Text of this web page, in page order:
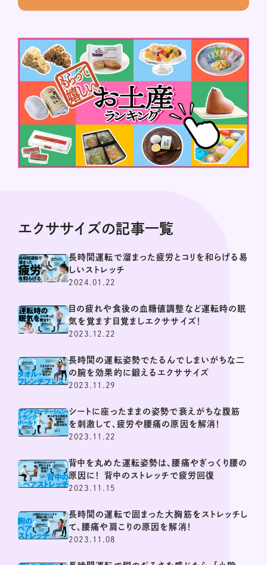
エクササイズの記事一覧
長時間運転で溜まった疲労とコリを和らげる易
しいストレッチ
2024.01.22
目の疲れや食後の血糖値調整など運転時の眠
気を覚ます目覚ましエクササイズ！
2023.12.22
長時間の運転姿勢でたるんでしまいがちな二
の腕を効果的に鍛えるエクササイズ
2023.11.29
シートに座ったままの姿勢で衰えがちな腹筋
を刺激して、疲労や腰痛の原因を解消！
2023.11.22
背中を丸めた運転姿勢は、腰痛やぎっくり腰の
原因に！ 背中のストレッチで疲労回復
2023.11.15
長時間の運転で固まった大胸筋をストレッチし
て、腰痛や肩こりの原因を解消！
2023.11.08